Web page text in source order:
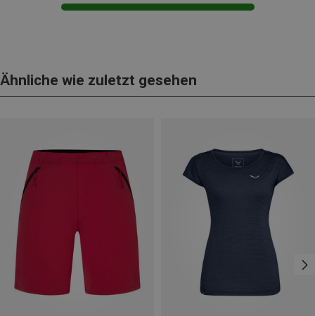
Ähnliche wie zuletzt gesehen